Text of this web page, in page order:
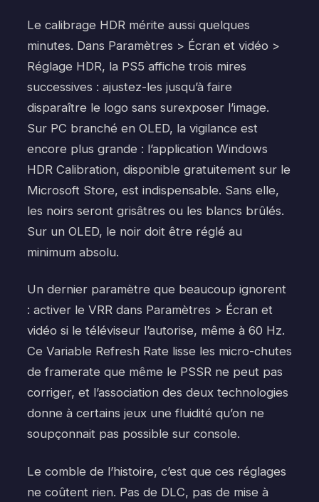
Le calibrage HDR mérite aussi quelques
minutes. Dans Paramètres > Écran et vidéo >
Réglage HDR, la PS5 affiche trois mires
successives : ajustez-les jusqu’à faire
disparaître le logo sans surexposer l’image.
Sur PC branché en OLED, la vigilance est
encore plus grande : l’application Windows
HDR Calibration, disponible gratuitement sur le
Microsoft Store, est indispensable. Sans elle,
les noirs seront grisâtres ou les blancs brûlés.
Sur un OLED, le noir doit être réglé au
minimum absolu.
Un dernier paramètre que beaucoup ignorent
: activer le VRR dans Paramètres > Écran et
vidéo si le téléviseur l’autorise, même à 60 Hz.
Ce Variable Refresh Rate lisse les micro-chutes
de framerate que même le PSSR ne peut pas
corriger, et l’association des deux technologies
donne à certains jeux une fluidité qu’on ne
soupçonnait pas possible sur console.
Le comble de l’histoire, c’est que ces réglages
ne coûtent rien. Pas de DLC, pas de mise à